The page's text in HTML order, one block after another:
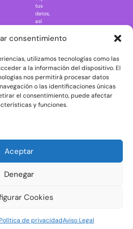
consentimiento
utilizamos tecnologías como las
a la información del dispositivo. El
nos permitirá procesar datos
o las identificaciones únicas
el consentimiento, puede afectar
y funciones.
Aceptar
Denegar
Cookies
de privacidadAviso Legal
tus
datos,
así
ejercer
consultando
la
información
adicional
y
detallada
sobre